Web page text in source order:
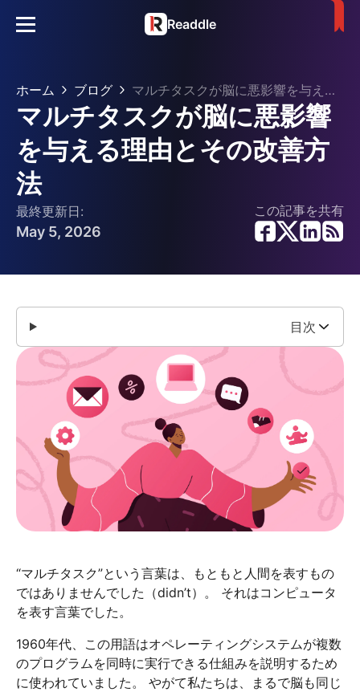
Readdle
ホーム ブログ マルチタスクが脳に悪影響を与える理由とその改善方法
マルチタスクが脳に悪影響
を与える理由とその改善方
法
最終更新日:
May 5, 2026
この記事を共有
目次
“マルチタスク”という言葉は、もともと人間を表すもの
ではありませんでした（didn’t）。 それはコンピュータ
を表す言葉でした。
1960年代、この用語はオペレーティングシステムが複数
のプログラムを同時に実行できる仕組みを説明するため
に使われていました。 やがて私たちは、まるで脳も同じ